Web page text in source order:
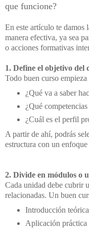
que funcione?
En este artículo te damos
manera efectiva, ya sea
o acciones formativas
1. Define el objetivo del
Todo buen curso
¿Qué va a saber
¿Qué
¿Cuál es el perfil
A partir de ahí, podrás
estructura con un enfoque
2. Divide en módulos o
Cada unidad debe cubrir
relacionadas. Un buen
Introducción teórica
Aplicación práctica